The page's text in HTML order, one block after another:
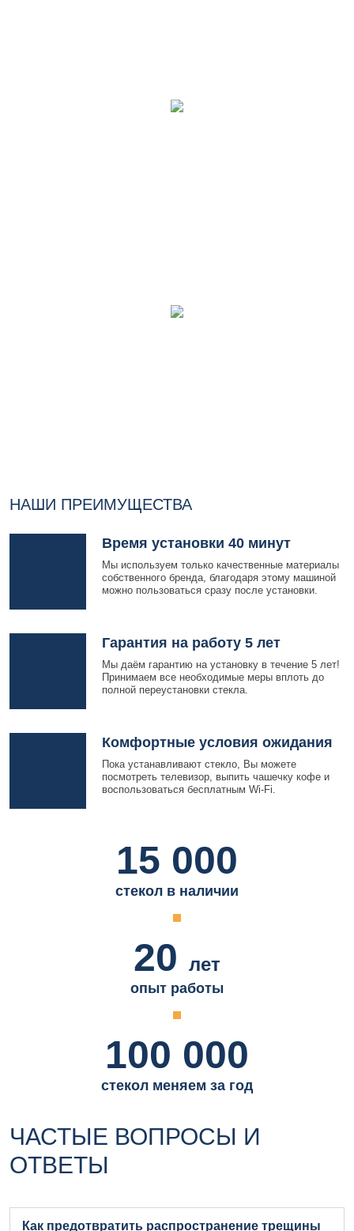
НАШИ ПРЕИМУЩЕСТВА
Время установки 40 минут
Мы используем только качественные материалы
собственного бренда, благодаря этому машиной
можно пользоваться сразу после установки.
Гарантия на работу 5 лет
Мы даём гарантию на установку в течение 5 лет!
Принимаем все необходимые меры вплоть до
полной переустановки стекла.
Комфортные условия ожидания
Пока устанавливают стекло, Вы можете
посмотреть телевизор, выпить чашечку кофе и
воспользоваться бесплатным Wi-Fi.
15 000
стекол в наличии
20 лет
опыт работы
100 000
стекол меняем за год
ЧАСТЫЕ ВОПРОСЫ И
ОТВЕТЫ
Как предотвратить распространение трещины